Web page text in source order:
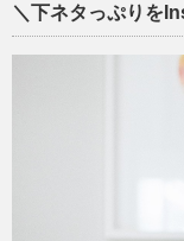
＼下ネタっぷりを